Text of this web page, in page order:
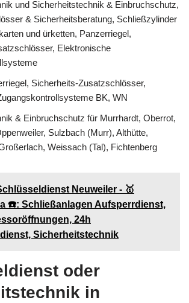
und Sicherheitstechnik & Einbruchschutz,
& Sicherheitsberatung, Schließzylinder
und ürketten, Panzerriegel,
Elektronische
Sicherheits-Zusatzschlösser,
BK, WN
& Einbruchschutz für Murrhardt, Oberrot,
Sulzbach (Murr), Althütte,
Weissach (Tal), Fichtenberg
Neuweiler - 🥇
☎️: Schließanlagen Aufsperrdienst,
24h
Sicherheitstechnik
oder
in